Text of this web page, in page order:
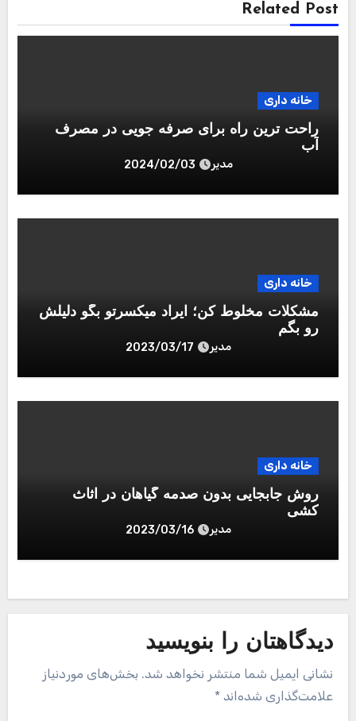
Related Post
خانه داری
راحت ترین راه برای صرفه جویی در مصرف
آب
مدیر 2024/02/03
خانه داری
مشکلات مخلوط کن؛ ایراد میکسرتو بگو دلیلش
رو بگم
مدیر 2023/03/17
خانه داری
روش جابجایی بدون صدمه گیاهان در اثاث
کشی
مدیر 2023/03/16
دیدگاهتان را بنویسید
نشانی ایمیل شما منتشر نخواهد شد. بخش‌های موردنیاز
علامت‌گذاری شده‌اند *